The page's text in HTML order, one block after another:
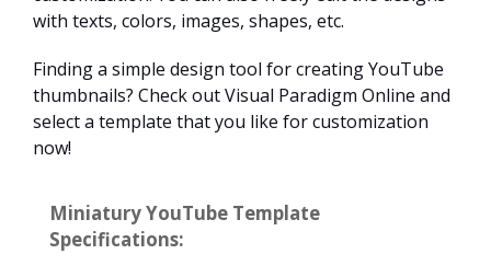
with texts, colors, images, shapes, etc.
Finding a simple design tool for creating YouTube
thumbnails? Check out Visual Paradigm Online and
select a template that you like for customization
now!
Miniatury YouTube Template
Specifications: